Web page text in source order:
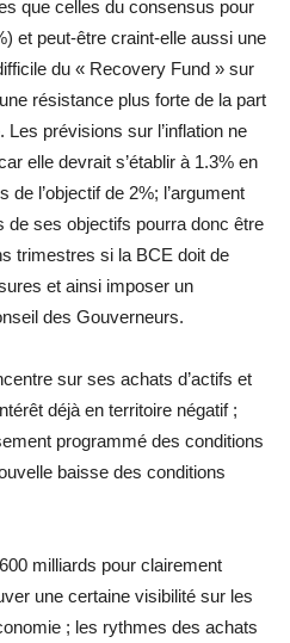
que celles du consensus pour
et peut-être craint-elle aussi une
du « Recovery Fund » sur
résistance plus forte de la part
prévisions sur l’inflation ne
elle devrait s’établir à 1.3% en
l’objectif de 2%; l’argument
de ses objectifs pourra donc être
trimestres si la BCE doit de
et ainsi imposer un
des Gouverneurs.
sur ses achats d’actifs et
déjà en territoire négatif ;
programmé des conditions
baisse des conditions
milliards pour clairement
une certaine visibilité sur les
; les rythmes des achats